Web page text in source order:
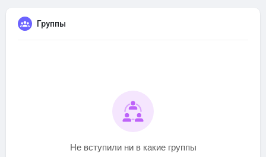
Группы
Не вступили ни в какие группы